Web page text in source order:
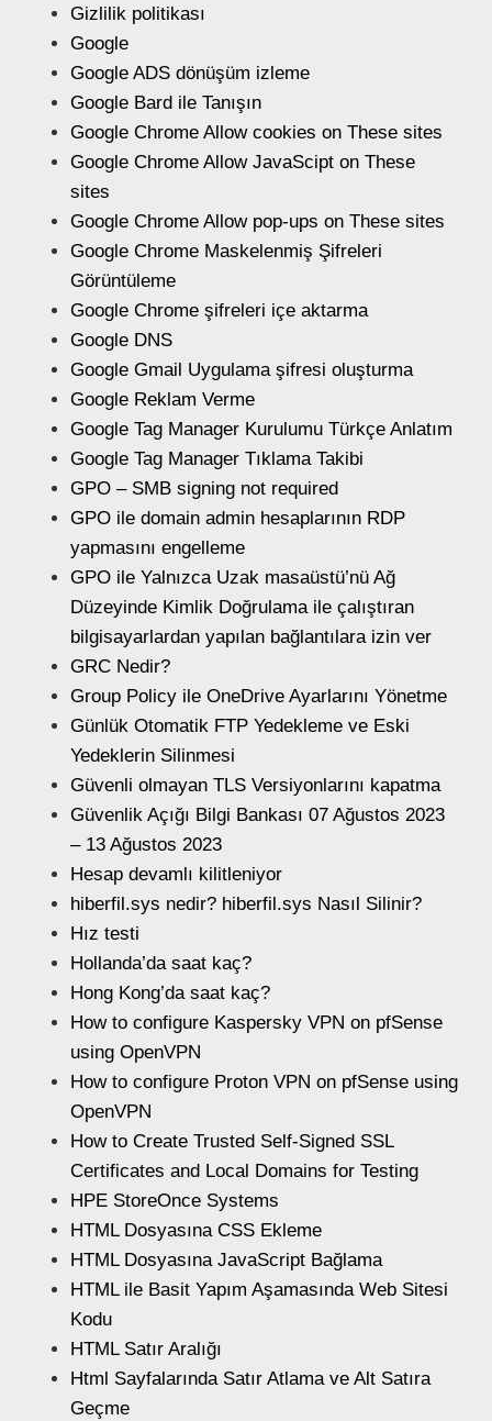
Gizlilik politikası
Google
Google ADS dönüşüm izleme
Google Bard ile Tanışın
Google Chrome Allow cookies on These sites
Google Chrome Allow JavaScipt on These
sites
Google Chrome Allow pop-ups on These sites
Google Chrome Maskelenmiş Şifreleri
Görüntüleme
Google Chrome şifreleri içe aktarma
Google DNS
Google Gmail Uygulama şifresi oluşturma
Google Reklam Verme
Google Tag Manager Kurulumu Türkçe Anlatım
Google Tag Manager Tıklama Takibi
GPO – SMB signing not required
GPO ile domain admin hesaplarının RDP
yapmasını engelleme
GPO ile Yalnızca Uzak masaüstü’nü Ağ
Düzeyinde Kimlik Doğrulama ile çalıştıran
bilgisayarlardan yapılan bağlantılara izin ver
GRC Nedir?
Group Policy ile OneDrive Ayarlarını Yönetme
Günlük Otomatik FTP Yedekleme ve Eski
Yedeklerin Silinmesi
Güvenli olmayan TLS Versiyonlarını kapatma
Güvenlik Açığı Bilgi Bankası 07 Ağustos 2023
– 13 Ağustos 2023
Hesap devamlı kilitleniyor
hiberfil.sys nedir? hiberfil.sys Nasıl Silinir?
Hız testi
Hollanda’da saat kaç?
Hong Kong’da saat kaç?
How to configure Kaspersky VPN on pfSense
using OpenVPN
How to configure Proton VPN on pfSense using
OpenVPN
How to Create Trusted Self-Signed SSL
Certificates and Local Domains for Testing
HPE StoreOnce Systems
HTML Dosyasına CSS Ekleme
HTML Dosyasına JavaScript Bağlama
HTML ile Basit Yapım Aşamasında Web Sitesi
Kodu
HTML Satır Aralığı
Html Sayfalarında Satır Atlama ve Alt Satıra
Geçme